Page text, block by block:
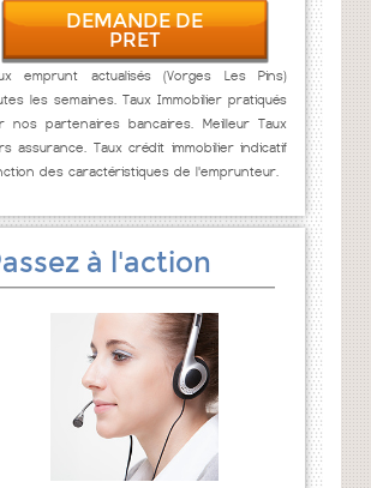
DEMANDE DE
PRET
emprunt actualisés (Vorges Les Pins)
les semaines. Taux Immobilier pratiqués
nos partenaires bancaires. Meilleur Taux
assurance. Taux crédit immobilier indicatif
des caractéristiques de l'emprunteur.
à l'action